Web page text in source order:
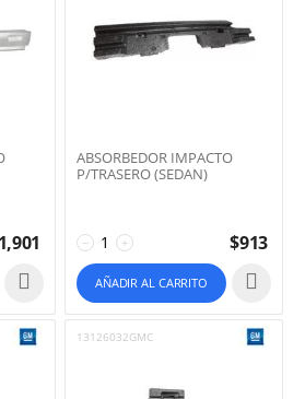
ABSORBEDOR IMPACTO
P/TRASERO (SEDAN)
+
− $913
AÑADIR AL CARRITO
13126032GMC